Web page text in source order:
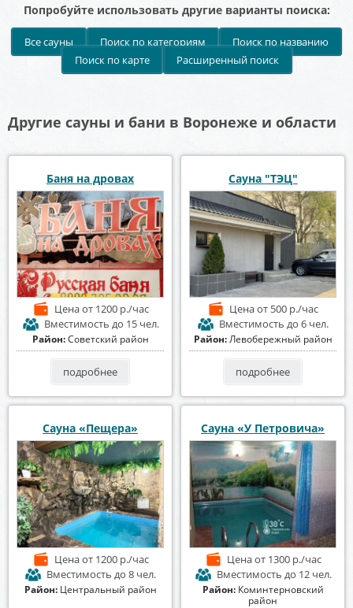
Попробуйте использовать другие варианты поиска:
Все сауны Поиск по категориям
Поиск по названию
Поиск по карте
Расширенный поиск
Другие сауны и бани в Воронеже и области
Баня на дровах
Ценаот 1200 р./час
Вместимость до 15 чел.
Район:Советский район
подробнее
Сауна "ТЭЦ"
Ценаот 500 р./час
Вместимость до 6 чел.
Район:Левобережный район
подробнее
Сауна «Пещера»
Ценаот 1200 р./час
Вместимость до 8 чел.
Район: Центральный район
Сауна «У Петровича»
Ценаот 1300 р./час
Вместимость до 12 чел.
Район: Коминтерновский
район